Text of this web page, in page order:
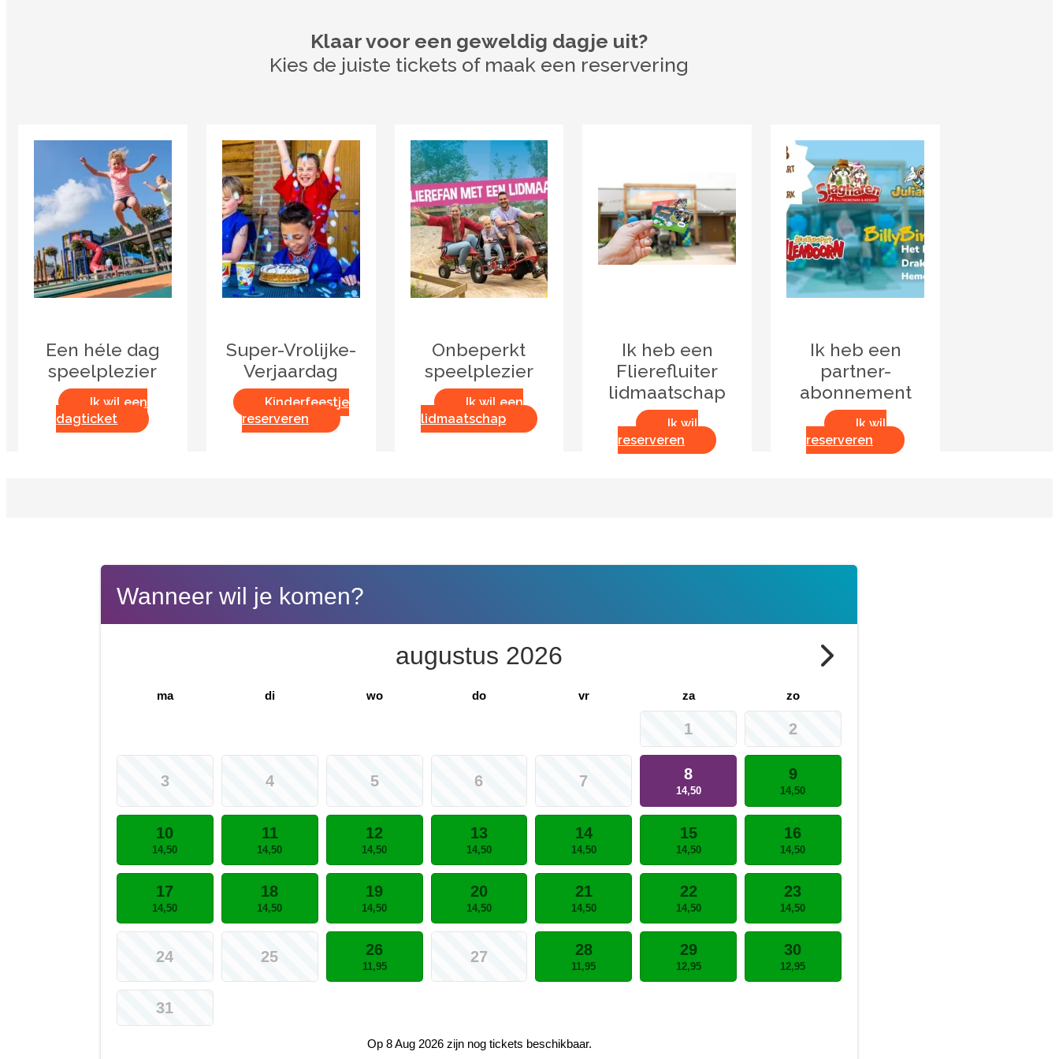
Klaar voor een geweldig dagje uit?
Kies de juiste tickets of maak een reservering
Een héle dag
speelplezier
Ik wil een
dagticket
Super-Vrolijke-
Verjaardag
Kinderfeestje
reserveren
Onbeperkt
speelplezier
Ik wil een
lidmaatschap
Ik heb een
Flierefluiter
lidmaatschap
Ik wil
reserveren
Ik heb een
partner-
abonnement
Ik wil
reserveren